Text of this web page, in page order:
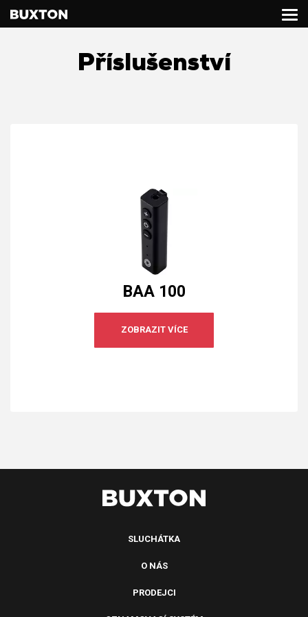
Příslušenství
BAA 100
ZOBRAZIT VÍCE
SLUCHÁTKA
O NÁS
PRODEJCI